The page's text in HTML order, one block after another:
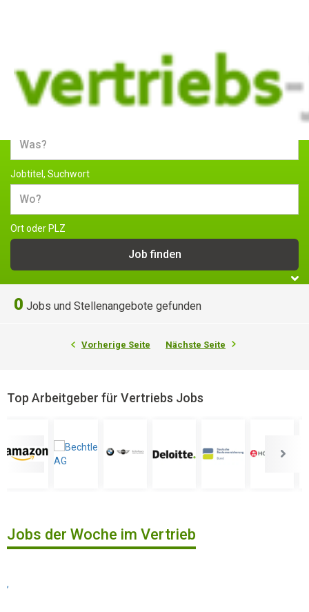
Jobs und Stellenangebote im
Vertrieb
Jobtitel, Suchwort
Ort oder PLZ
0 Jobs und Stellenangebote gefunden
Vorherige Seite Nächste Seite
Top Arbeitgeber für Vertriebs Jobs
Jobs der Woche im Vertrieb
,